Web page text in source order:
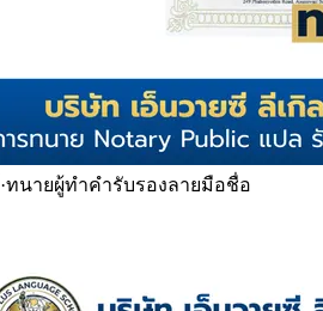
·ทนายผู้ทำคำรับรองลายมือชื่อ